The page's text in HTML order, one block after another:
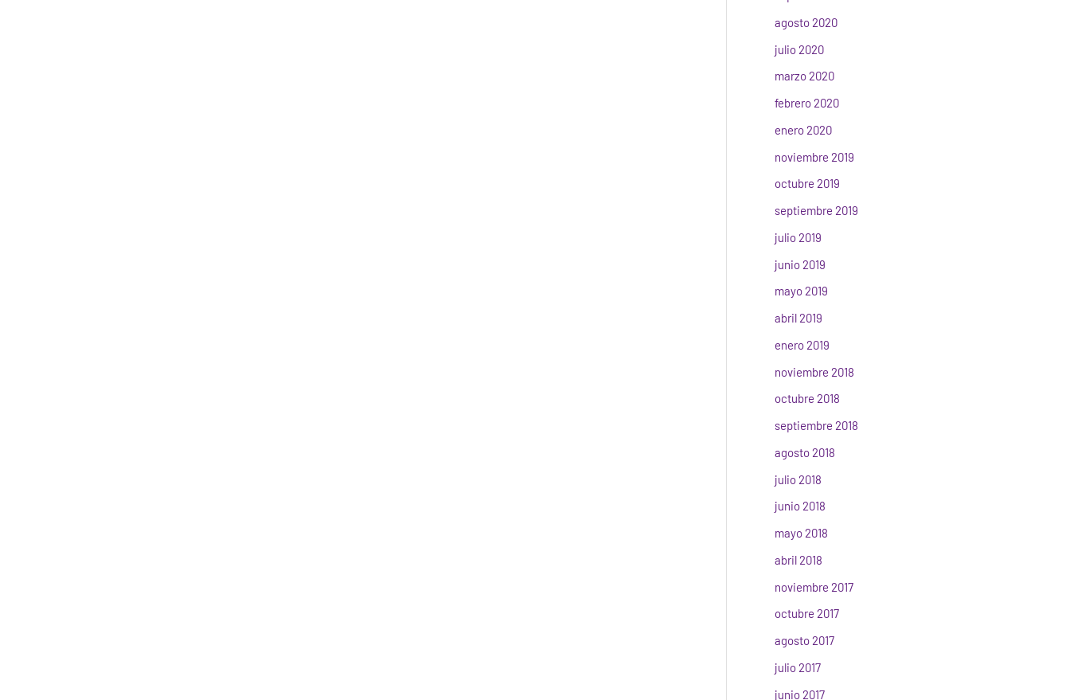
agosto 2020
julio 2020
marzo 2020
febrero 2020
enero 2020
noviembre 2019
octubre 2019
septiembre 2019
julio 2019
junio 2019
mayo 2019
abril 2019
enero 2019
noviembre 2018
octubre 2018
septiembre 2018
agosto 2018
julio 2018
junio 2018
mayo 2018
abril 2018
noviembre 2017
octubre 2017
agosto 2017
julio 2017
junio 2017